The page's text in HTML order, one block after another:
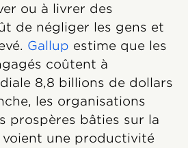
ou à livrer des
de négliger les gens et
Gallup estime que les
coûtent à
8,8 billions de dollars
les organisations
prospères bâties sur la
voient une productivité